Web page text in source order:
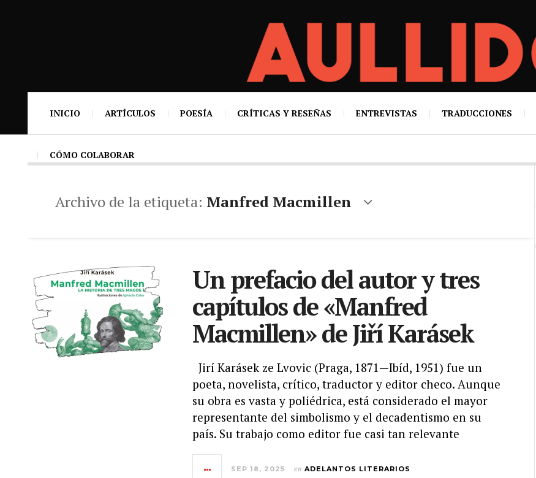
INICIO ARTÍCULOS POESÍA CRÍTICAS Y RESEÑAS ENTREVISTAS TRADUCCIONES
CÓMO COLABORAR
Archivo de la etiqueta: Manfred Macmillen
Un prefacio del autor y tres
capítulos de «Manfred
Macmillen» de Jiří Karásek
Jirí Karásek ze Lvovic (Praga, 1871—Ibíd, 1951) fue un
poeta, novelista, crítico, traductor y editor checo. Aunque
su obra es vasta y poliédrica, está considerado el mayor
representante del simbolismo y el decadentismo en su
país. Su trabajo como editor fue casi tan relevante
SEP 18, 2025 en ADELANTOS LITERARIOS